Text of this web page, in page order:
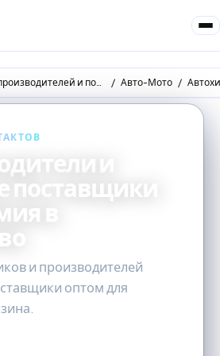
покупателей
Бесплатная база производителей и поставщиков товаров оптом Авто-Мото
и
поставщики
в
и производителей
оптом для